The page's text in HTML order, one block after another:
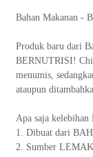
Bahan Makanan -
Produk baru dari
BERNUTRISI!
menumis,
ataupun
Apa saja
1. Dibuat dari
2. Sumber